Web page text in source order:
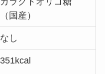
（国産）
なし
351kcal